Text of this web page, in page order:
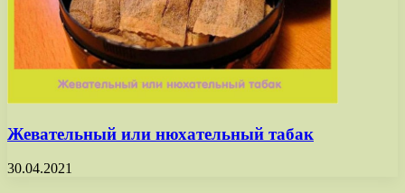
Жевательный или нюхательный табак
30.04.2021